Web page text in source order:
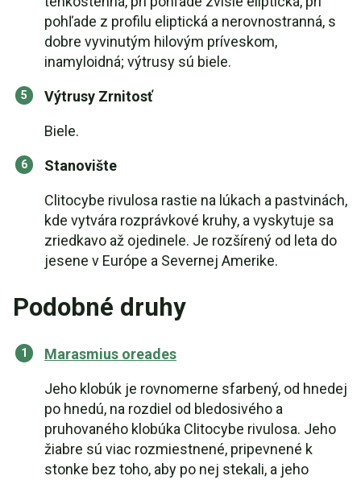
pohľade z profilu eliptická a nerovnostranná, s
dobre vyvinutým hilovým príveskom,
inamyloidná; výtrusy sú biele.
Výtrusy Zrnitosť
Biele.
Stanovište
Clitocybe rivulosa rastie na lúkach a pastvinách,
kde vytvára rozprávkové kruhy, a vyskytuje sa
zriedkavo až ojedinele. Je rozšírený od leta do
jesene v Európe a Severnej Amerike.
Podobné druhy
Marasmius oreades
Jeho klobúk je rovnomerne sfarbený, od hnedej
po hnedú, na rozdiel od bledosivého a
pruhovaného klobúka Clitocybe rivulosa. Jeho
žiabre sú viac rozmiestnené, pripevnené k
stonke bez toho, aby po nej stekali, a jeho